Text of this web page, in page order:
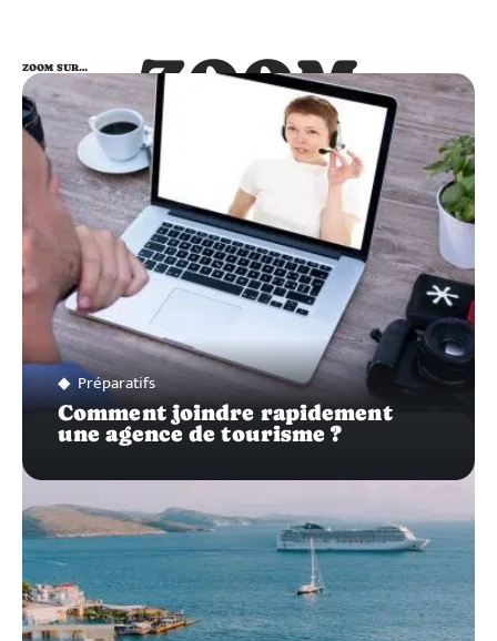
ZOOM
SUR…
ZOOM SUR…
Préparatifs
Comment joindre rapidement
une agence de tourisme ?